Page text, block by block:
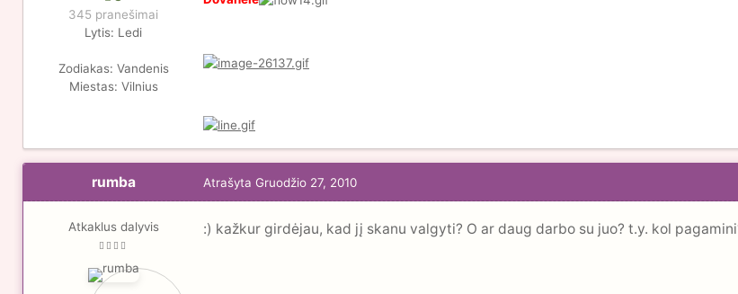
345 pranešimai
Lytis: Ledi
Zodiakas: Vandenis
Miestas: Vilnius
rumba
Atkaklus dalyvis
Atrašyta Gruodžio 27, 2010
:) kažkur girdėjau, kad jį skanu valgyti? O ar daug darbo su juo? t.y. kol